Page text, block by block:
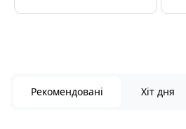
Рекомендовані Хіт дня